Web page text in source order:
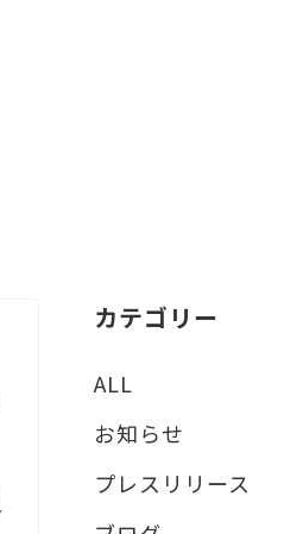
カテゴリー
ALL
お知らせ
プレスリリース